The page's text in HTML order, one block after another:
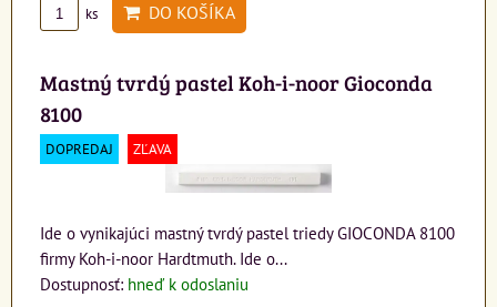
ks DO KOŠÍKA
Mastný tvrdý pastel Koh-i-noor Gioconda
8100
DOPREDAJ ZĽAVA
Ide o vynikajúci mastný tvrdý pastel triedy GIOCONDA 8100
firmy Koh-i-noor Hardtmuth. Ide o...
Dostupnosť: hneď k odoslaniu